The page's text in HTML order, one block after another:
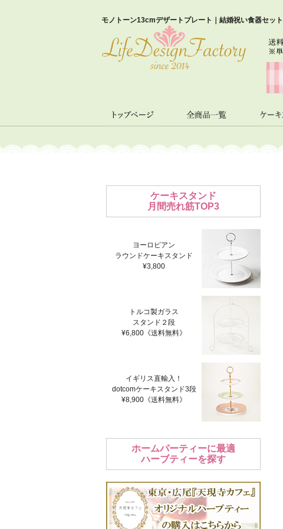
モノトーン13cmデザートプレート｜結婚祝い食器セッ
ケーキスタンド
月間売れ筋TOP3
ヨーロピアン
ラウンドケーキスタンド
¥3,800
トルコ製ガラス
スタンド２段
¥6,800《送料無料》
イギリス直輸入！
dotcomケーキスタンド3段
¥8,900《送料無料》
ホームパーティーに最適
ハーブティーを探す